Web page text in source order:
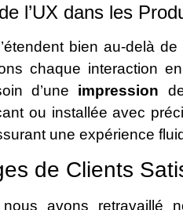
l’UX dans les
bien au-delà
chaque interaction
d’une impression
ou installée avec
une expérience
de Clients
avons retravaillé